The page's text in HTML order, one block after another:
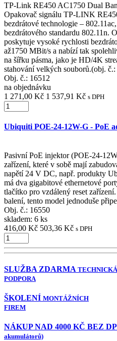
TP-Link RE450 AC1750 Dual
Opakovač signálu TP-LINK
bezdrátové technologie –
bezdrátového standardu 802.11n.
poskytuje vysoké rychlosti
až1750 MBit/s a nabízí tak
na šířku pásma, jako je HD/4K
stahování velkých souborů.(obj.
Obj. č.: 16512
na objednávku
1 271,00 Kč 1 537,91 Kč s DPH
Ubiquiti POE-24-12W-G - PoE
Pasivní PoE injektor (POE-24-
zařízení, které v sobě mají
napětí 24 V DC, např. produkty
má dva gigabitové ethernetové
tlačítko pro vzdálený reset
balení, tento model jednoduše
Obj. č.: 16550
skladem: 6 ks
416,00 Kč 503,36 Kč s DPH
SLUŽBA ZDARMA TECHNICKÁ
PODPORA
ŠKOLENÍ MONTÁŽNÍCH
FIREM
NÁKUP NAD 4000 KČ BEZ
akumulátorů)